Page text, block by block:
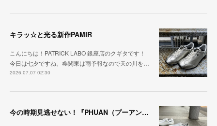
キラッ☆と光る新作PAMIR
こんにちは！PATRICK LABO 銀座店のクギタです！
今日は七夕ですね。🎋関東は雨予報なので天の川を…
2026.07.07 02:30
今の時期見逃せない！『PHUAN（プーアン）』